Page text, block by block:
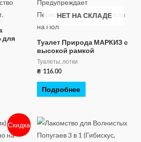
для
НЕТ НА СКЛАДЕ
Туалет Природа МАРКИЗ с
высокой рамкой
Туалеты, лотки
₴ 116.00
Подробнее
Скидка